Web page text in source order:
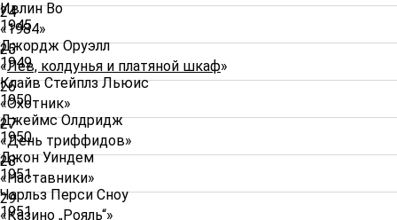
Ивлин Во
1945
24
«1984»
Джордж Оруэлл
1949
25
«Лев, колдунья и платяной шкаф»
Клайв Стейплз Льюис
1950
26
«Охотник»
Джеймс Олдридж
1950
27
«День триффидов»
Джон Уиндем
1951
28
«Наставники»
Чарльз Перси Сноу
1951
29
«Казино „Рояль“»